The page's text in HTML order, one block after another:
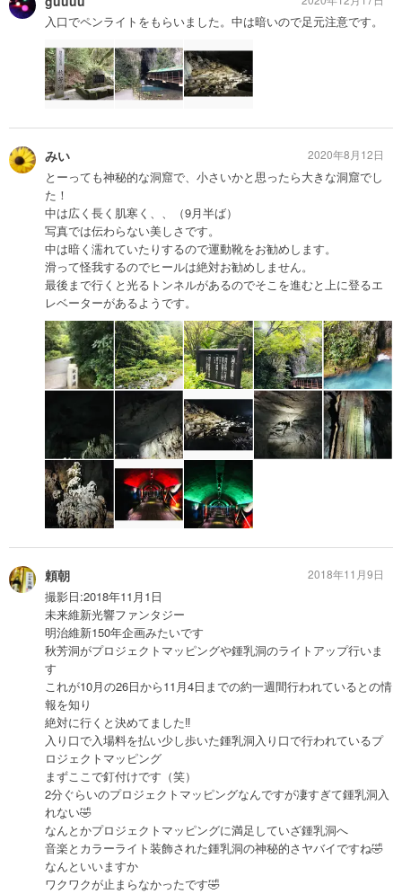
入口でペンライトをもらいました。中は暗いので足元注意です。
みい
とーっても神秘的な洞窟で、小さいかと思ったら大きな洞窟でし
た！
中は広く長く肌寒く、、（9月半ば）
写真では伝わらない美しさです。
中は暗く濡れていたりするので運動靴をお勧めします。
滑って怪我するのでヒールは絶対お勧めしません。
最後まで行くと光るトンネルがあるのでそこを進むと上に登るエ
レベーターがあるようです。
2020年8月12日
頼朝
撮影日:2018年11月1日
未来維新光響ファンタジー
明治維新150年企画みたいです
秋芳洞がプロジェクトマッピングや鍾乳洞のライトアップ行いま
す
これが10月の26日から11月4日までの約一週間行われているとの情
報を知り
絶対に行くと決めてました‼️
入り口で入場料を払い少し歩いた鍾乳洞入り口で行われているプ
ロジェクトマッピング
まずここで釘付けです（笑）
2分ぐらいのプロジェクトマッピングなんですが凄すぎて鍾乳洞入
れない🤣
なんとかプロジェクトマッピングに満足していざ鍾乳洞へ
音楽とカラーライト装飾された鍾乳洞の神秘的さヤバイですね🤣
なんといいますか
ワクワクが止まらなかったです🤣
2018年11月9日